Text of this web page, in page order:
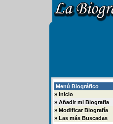
Menú Biográfico
» Inicio
» Añadir mi Biografia
» Modificar Biografía
» Las más Buscadas